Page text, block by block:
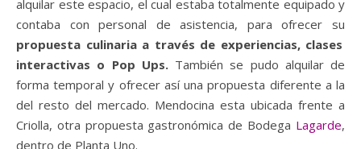
alquilar este espacio, el cual estaba totalmente equipado y
contaba con personal de asistencia, para ofrecer su
propuesta culinaria a través de experiencias, clases
interactivas o Pop Ups. También se pudo alquilar de
forma temporal y ofrecer así una propuesta diferente a la
del resto del mercado. Mendocina esta ubicada frente a
Criolla, otra propuesta gastronómica de Bodega Lagarde,
dentro de Planta Uno.